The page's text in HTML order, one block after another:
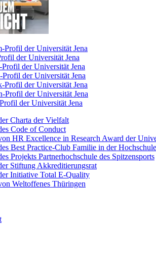
Profil der Universität Jena
der Universität Jena
der Universität Jena
der Universität Jena
Profil der Universität Jena
Profil der Universität Jena
der Universität Jena
Charta der Vielfalt
Code of Conduct
HR Excellence in Research Award der
Best Practice-Club Familie in der Hochschule
Projekts Partnerhochschule des Spitzensports
Stiftung Akkreditierungsrat
Initiative Total E-Quality
Weltoffenes Thüringen